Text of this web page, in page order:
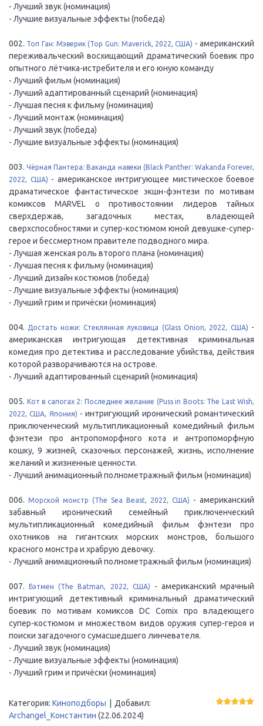
- Лучший звук (номинация)
- Лучшие визуальные эффекты (победа)
002. Топ Ган: Мэверик (Top Gun: Maverick, 2022, США) - американский
переживальческий восхищающий драматический боевик про
опытного лётчика-истребителя и его юную команду
- Лучший фильм (номинация)
- Лучший адаптированный сценарий (номинация)
- Лучшая песня к фильму (номинация)
- Лучший монтаж (номинация)
- Лучший звук (победа)
- Лучшие визуальные эффекты (номинация)
003.Чёрная Пантера: Ваканда навеки (Black Panther: Wakanda Forever,
2022, США) - американское интригующее мистическое боевое
драматическое фантастическое экшн-фэнтези по мотивам
комиксов MARVEL о противостоянии лидеров тайных
сверхдержав, загадочных местах, владеющей
сверхспособностями и супер-костюмом юной девушке-супер-
герое и бессмертном правителе подводного мира.
- Лучшая женская роль второго плана (номинация)
- Лучшая песня к фильму (номинация)
- Лучший дизайн костюмов (победа)
- Лучшие визуальные эффекты (номинация)
- Лучший грим и причёски (номинация)
004.Достать ножи: Стеклянная луковица (Glass Onion, 2022, США) -
американская интригующая детективная криминальная
комедия про детектива и расследование убийства, действия
которой разворачиваются на острове.
- Лучший адаптированный сценарий (номинация)
005. Кот в сапогах 2: Последнее желание (Puss in Boots: The Last Wish,
2022, США, Япония) - интригующий иронический романтический
приключенческий мультипликационный комедийный фильм
фэнтези про антропоморфного кота и антропоморфную
кошку, 9 жизней, сказочных персонажей, жизнь, исполнение
желаний и жизненные ценности.
- Лучший анимационный полнометражный фильм (номинация)
006. Морской монстр (The Sea Beast, 2022, США)
- американский
забавный иронический семейный приключенческий
мультипликационный комедийный фильм фэнтези про
охотников на гигантских морских монстров, большого
красного монстра и храбрую девочку.
- Лучший анимационный полнометражный фильм (номинация)
007.Бэтмен (The Batman, 2022, США)
- американский мрачный
интригующий детективный криминальный драматический
боевик по мотивам комиксов DC Comix про владеющего
супер-костюмом и множеством видов оружия супер-героя и
поиски загадочного сумасшедшего линчевателя.
- Лучший звук (номинация)
- Лучшие визуальные эффекты (номинация)
- Лучший грим и причёски (номинация)
Категория: Киноподборы Добавил:
Archangel_Константин (22.06.2024)